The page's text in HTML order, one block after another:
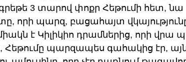
3 տարով փոքր Հեթումի հետ, նա
որի պարզ, բացահայտ
է Կիլիկիո դրամներից, որի վրա
Հեթումը պարզապես գահակից էր,